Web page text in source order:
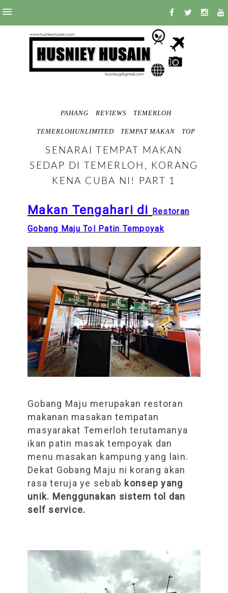
PAHANG REVIEWS TEMERLOH
TEMERLOHUNLIMITED TEMPAT MAKAN TOP
SENARAI TEMPAT MAKAN
SEDAP DI TEMERLOH, KORANG
KENA CUBA NI! PART 1
Makan Tengahari di Restoran
Gobang Maju Tol Patin Tempoyak
Gobang Maju merupakan restoran
makanan masakan tempatan
masyarakat Temerloh terutamanya
ikan patin masak tempoyak dan
menu masakan kampung yang lain.
Dekat Gobang Maju ni korang akan
rasa teruja ye sebab konsep yang
unik. Menggunakan sistem tol dan
self service.